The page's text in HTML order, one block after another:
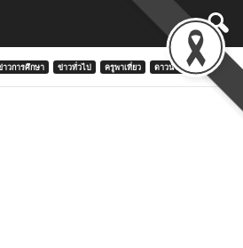
าวการศึกษา ข่าวทั่วไป ครูพาเที่ยว ดาวน์โหลด